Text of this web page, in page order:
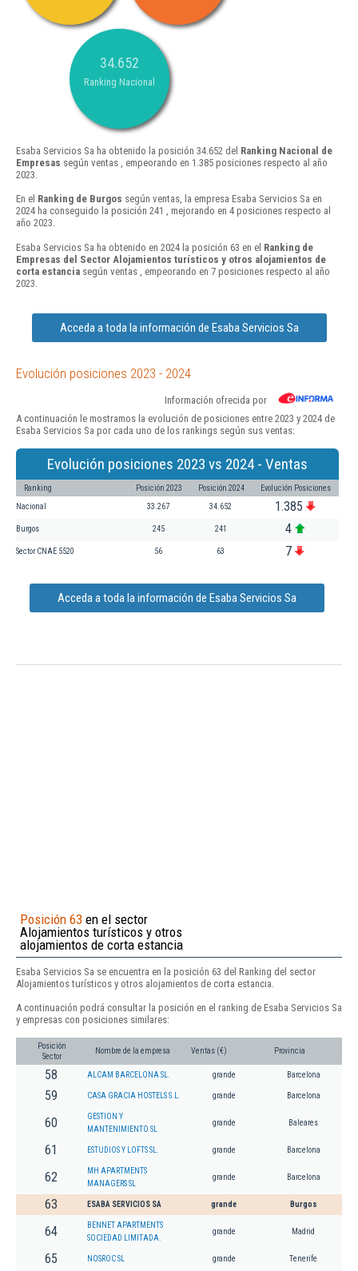
34.652
Ranking Nacional
Esaba Servicios Sa ha obtenido la posición 34.652 del Ranking Nacional de
Empresas según ventas , empeorando en 1.385 posiciones respecto al año
2023.
En el Ranking de Burgos según ventas, la empresa Esaba Servicios Sa en
2024 ha conseguido la posición 241 , mejorando en 4 posiciones respecto al
año 2023.
Esaba Servicios Sa ha obtenido en 2024 la posición 63 en el Ranking de
Empresas del Sector Alojamientos turísticos y otros alojamientos de
corta estancia según ventas , empeorando en 7 posiciones respecto al año
2023.
Acceda a toda la información de Esaba Servicios Sa
Evolución posiciones 2023 - 2024
Información ofrecida por
A continuación le mostramos la evolución de posiciones entre 2023 y 2024 de
Esaba Servicios Sa por cada uno de los rankings según sus ventas:
Evolución posiciones 2023 vs 2024 - Ventas
Ranking Posición 2023 Posición 2024 Evolución Posiciones
Nacional 33.267 34.652 1.385
Burgos 245 241 4
Sector CNAE 5520 56 63 7
Acceda a toda la información de Esaba Servicios Sa
Posición 63 en el sector
Alojamientos turísticos y otros
alojamientos de corta estancia
Esaba Servicios Sa se encuentra en la posición 63 del Ranking del sector
Alojamientos turísticos y otros alojamientos de corta estancia.
A continuación podrá consultar la posición en el ranking de Esaba Servicios Sa
y empresas con posiciones similares:
Posición
Sector
Nombre de la empresa Ventas (€) Provincia
58 ALCAM BARCELONA SL. grande Barcelona
59 CASA GRACIA HOSTELS S.L. grande Barcelona
60
GESTION Y
MANTENIMIENTO SL
grande Baleares
61 ESTUDIOS Y LOFTS SL. grande Barcelona
62
MH APARTMENTS
MANAGERS SL
grande Barcelona
63 ESABA SERVICIOS SA grande Burgos
64
BENNET APARTMENTS
SOCIEDAD LIMITADA.
grande Madrid
65 NOSROC SL grande Tenerife